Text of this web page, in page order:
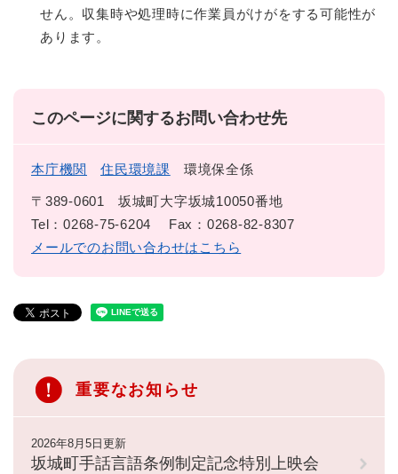
せん。収集時や処理時に作業員がけがをする可能性が
あります。
このページに関するお問い合わせ先
本庁機関 住民環境課 環境保全係
〒389-0601
坂城町大字坂城10050番地
Tel：0268-75-6204
Fax：0268-82-8307
メールでのお問い合わせはこちら
重要なお知らせ
2026年8月5日更新
坂城町手話言語条例制定記念特別上映会